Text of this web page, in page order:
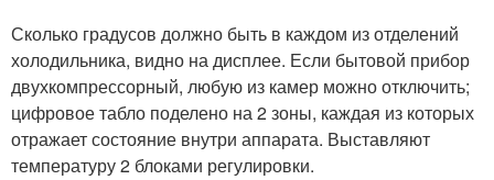
Сколько градусов должно быть в каждом из отделений
холодильника, видно на дисплее. Если бытовой прибор
двухкомпрессорный, любую из камер можно отключить;
цифровое табло поделено на 2 зоны, каждая из которых
отражает состояние внутри аппарата. Выставляют
температуру 2 блоками регулировки.